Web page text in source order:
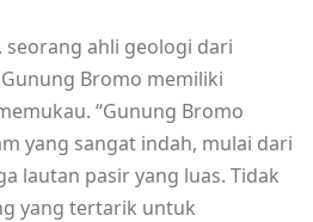
ahli geologi dari
Bromo memiliki
“Gunung Bromo
yang sangat indah, mulai dari
lautan pasir yang luas. Tidak
yang tertarik untuk